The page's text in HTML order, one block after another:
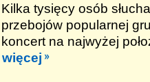
Kilka tysięcy osób
przebojów popularnej
koncert na najwyżej